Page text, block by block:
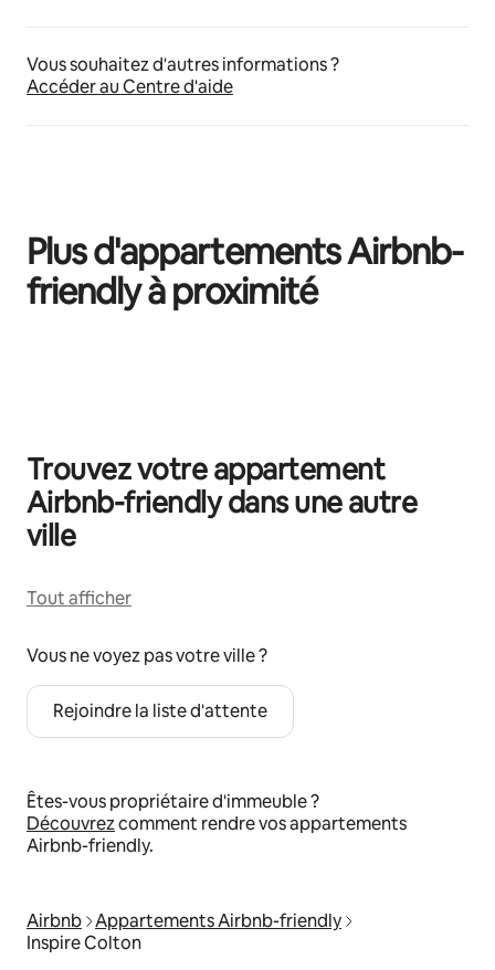
Vous souhaitez d'autres informations ?
Accéder au Centre d'aide
Plus d'appartements Airbnb-
friendly à proximité
Trouvez votre appartement
Airbnb-friendly dans une autre
ville
Tout afficher
Vous ne voyez pas votre ville ?
Rejoindre la liste d'attente
Êtes-vous propriétaire d'immeuble ?
Découvrezcomment rendre vos appartements
Airbnb-friendly.
Airbnb Appartements Airbnb-friendly
Inspire Colton